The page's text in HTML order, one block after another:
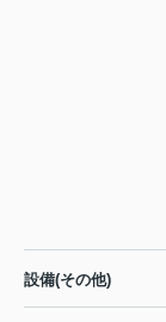
設備(その他)